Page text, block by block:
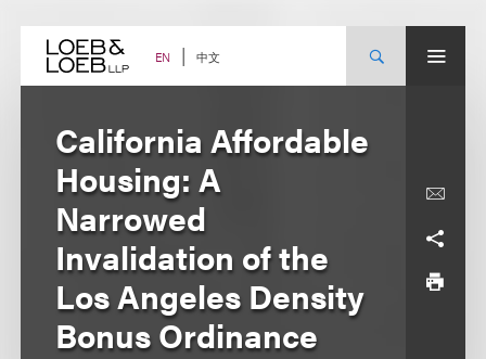
content EN 中文
California Affordable
Housing: A
Narrowed
Invalidation of the
Los Angeles Density
Bonus Ordinance